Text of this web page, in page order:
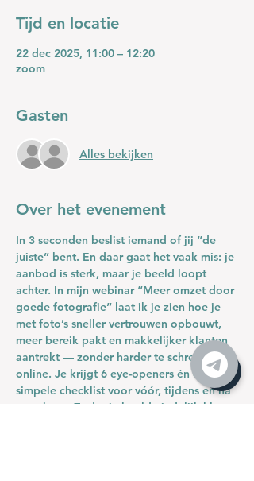
Tijd en locatie
22 dec 2025, 11:00 – 12:20
zoom
Gasten
Alles bekijken
Over het evenement
In 3 seconden beslist iemand of jij “de
juiste” bent. En daar gaat het vaak mis: je
aanbod is sterk, maar je beeld loopt
achter. In mijn webinar “Meer omzet door
goede fotografie” laat ik je zien hoe je
met foto’s sneller vertrouwen opbouwt,
meer bereik pakt en makkelijker klanten
aantrekt — zonder harder te schreeuwen
online. Je krijgt 6 eye-openers én een
simpele checklist voor vóór, tijdens en na
een shoot. Zodat je beeld eindelijk klopt